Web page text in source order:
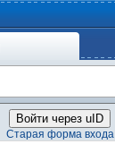
Войти через uID
Старая форма входа